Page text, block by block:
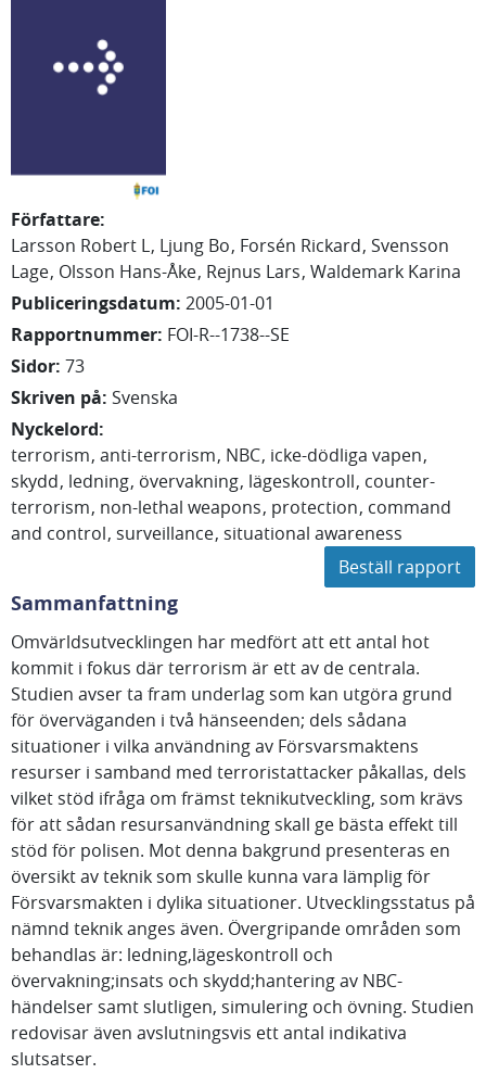
Författare:
Larsson Robert L Ljung Bo Forsén Rickard Svensson
Lage Olsson Hans-Åke Rejnus Lars Waldemark Karina
Publiceringsdatum: 2005-01-01
Rapportnummer: FOI-R--1738--SE
Sidor: 73
Skriven på: Svenska
Nyckelord:
terrorism anti-terrorism NBC icke-dödliga vapen
skydd ledning övervakning lägeskontroll counter-
terrorism non-lethal weapons protection command
and control surveillance situational awareness
Beställ rapport
Sammanfattning
Omvärldsutvecklingen har medfört att ett antal hot
kommit i fokus där terrorism är ett av de centrala.
Studien avser ta fram underlag som kan utgöra grund
för överväganden i två hänseenden; dels sådana
situationer i vilka användning av Försvarsmaktens
resurser i samband med terroristattacker påkallas, dels
vilket stöd ifråga om främst teknikutveckling, som krävs
för att sådan resursanvändning skall ge bästa effekt till
stöd för polisen. Mot denna bakgrund presenteras en
översikt av teknik som skulle kunna vara lämplig för
Försvarsmakten i dylika situationer. Utvecklingsstatus på
nämnd teknik anges även. Övergripande områden som
behandlas är: ledning,lägeskontroll och
övervakning;insats och skydd;hantering av NBC-
händelser samt slutligen, simulering och övning. Studien
redovisar även avslutningsvis ett antal indikativa
slutsatser.